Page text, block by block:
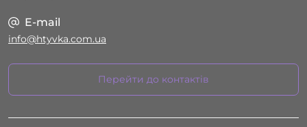
E-mail
info@htyvka.com.ua
Перейти до контактів